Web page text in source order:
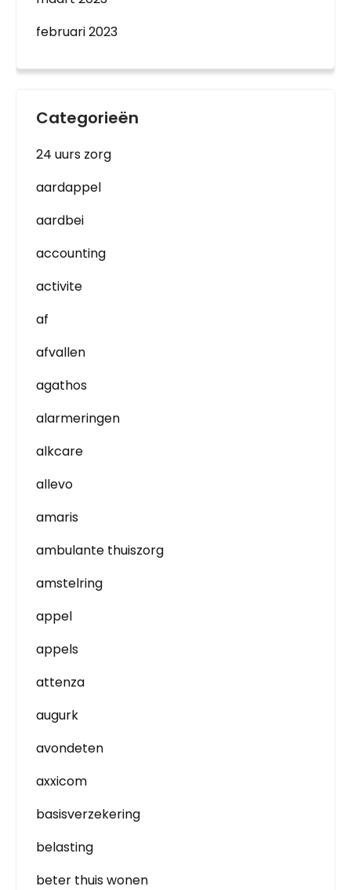
februari 2023
Categorieën
24 uurs zorg
aardappel
aardbei
accounting
activite
af
afvallen
agathos
alarmeringen
alkcare
allevo
amaris
ambulante thuiszorg
amstelring
appel
appels
attenza
augurk
avondeten
axxicom
basisverzekering
belasting
beter thuis wonen